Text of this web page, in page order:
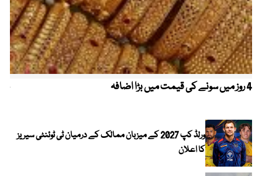
4 روز میں سونے کی قیمت میں بڑا اضافہ
ورلڈ کپ 2027 کے میزبان ممالک کے درمیان ٹی ٹوئنٹی سیریز
کا اعلان